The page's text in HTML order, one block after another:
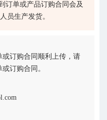
订单或产品订购合同会及
员生产发货。
或订购合同顺利上传，请
订购合同。